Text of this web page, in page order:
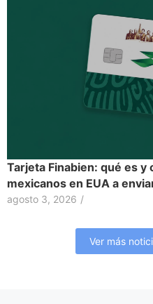
Tarjeta Finabien: qué es y
mexicanos en EUA a
agosto 3, 2026 /
Ver más